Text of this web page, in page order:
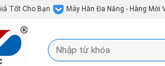
Tốt Cho Bạn Máy Hàn Đa Năng - Hàng Mới
Tìm
kiếm: